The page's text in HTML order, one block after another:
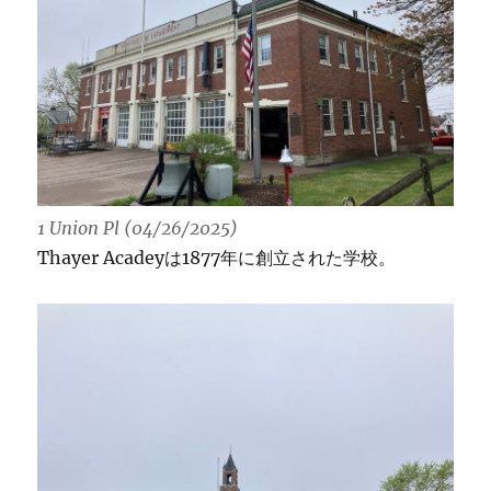
1 Union Pl (04/26/2025)
Thayer Acadeyは1877年に創立された学校。